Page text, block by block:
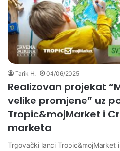
Tarik H. 04/06/2025
Realizovan projekat
velike promjene” uz
Tropic&mojMarket i
marketa
Trgovački lanci Tropic&mojMarket